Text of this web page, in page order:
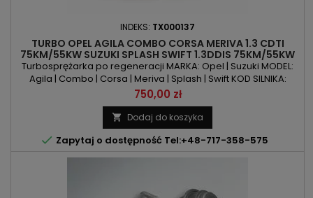
INDEKS: TX000137
TURBO OPEL AGILA COMBO CORSA MERIVA 1.3 CDTI
75KM/55KW SUZUKI SPLASH SWIFT 1.3DDIS 75KM/55KW
Turbosprężarka po regeneracji MARKA: Opel | Suzuki MODEL:
Agila | Combo | Corsa | Meriva | Splash | Swift KOD SILNIKA:
Z13DTJ POJEMNOŚĆ: 1248ccm 1248ccm 1.3CDTI / 1.3DDiS MOC:
75KM/55kW ROK PRODUKCJI: Od 2004r
Cena
750,00 zł
 Dodaj do koszyka
 Zapytaj o dostępność Tel:+48-717-358-575